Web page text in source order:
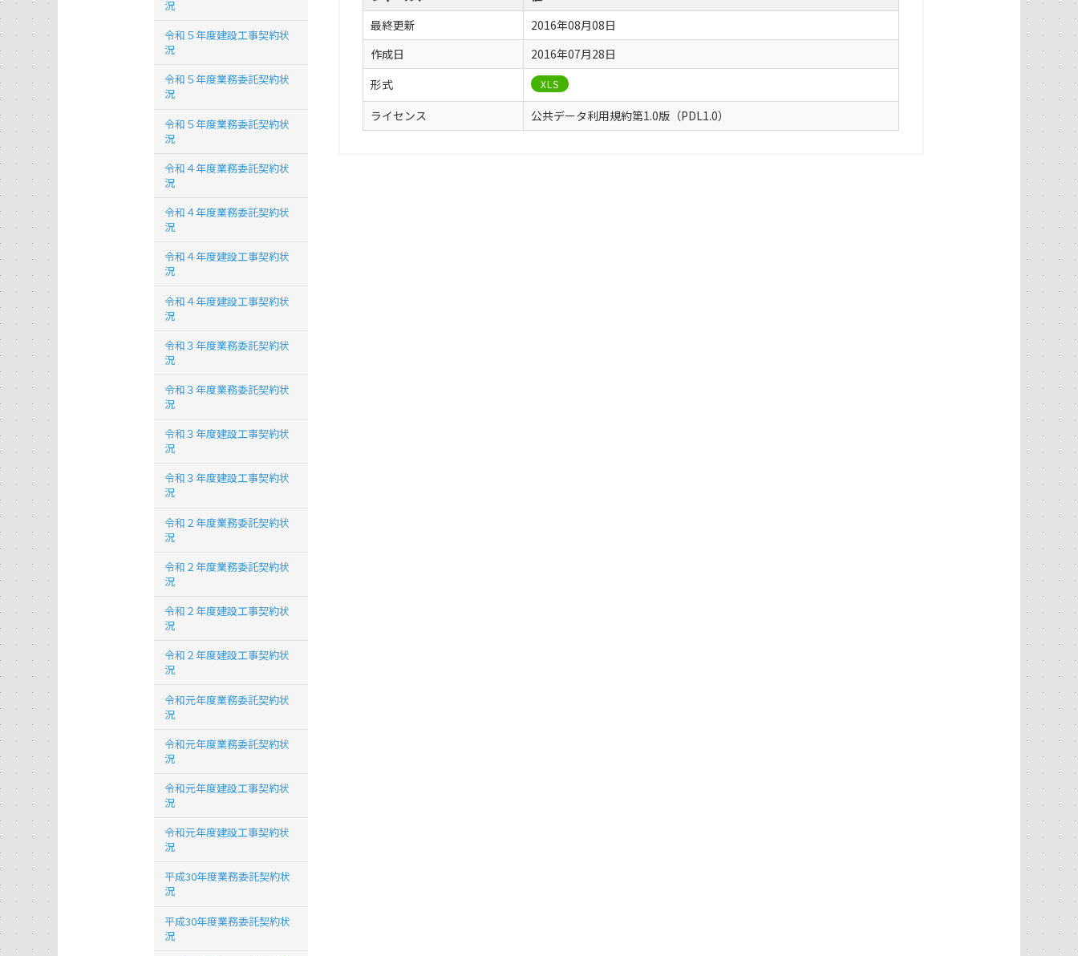
最終更新
2016年08月08日
作成日
2016年07月28日
形式
XLS
ライセンス 公共データ利用規約第1.0版（PDL1.0）
況
令和５年度建設工事契約状
況
令和５年度業務委託契約状
況
令和５年度業務委託契約状
況
令和４年度業務委託契約状
況
令和４年度業務委託契約状
況
令和４年度建設工事契約状
況
令和４年度建設工事契約状
況
令和３年度業務委託契約状
況
令和３年度業務委託契約状
況
令和３年度建設工事契約状
況
令和３年度建設工事契約状
況
令和２年度業務委託契約状
況
令和２年度業務委託契約状
況
令和２年度建設工事契約状
況
令和２年度建設工事契約状
況
令和元年度業務委託契約状
況
令和元年度業務委託契約状
況
令和元年度建設工事契約状
況
令和元年度建設工事契約状
況
平成30年度業務委託契約状
況
平成30年度業務委託契約状
況